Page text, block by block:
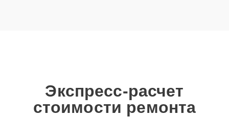
Экспресс-расчет
стоимости ремонта